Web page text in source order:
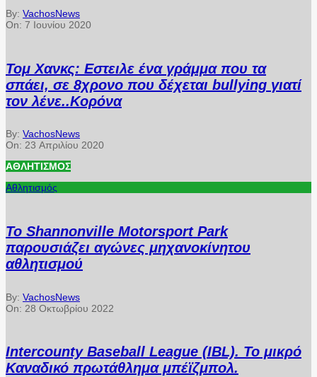
By: VachosNews
On: 7 Ιουνίου 2020
Τομ Χανκς: Εστειλε ένα γράμμα που τα
σπάει, σε 8χρονο που δέχεται bullying γιατί
τον λένε..Κορόνα
By: VachosNews
On: 23 Απριλίου 2020
ΑΘΛΗΤΙΣΜΌΣ
Αθλητισμός
Το Shannonville Motorsport Park
παρουσιάζει αγώνες μηχανοκίνητου
αθλητισμού
By: VachosNews
On: 28 Οκτωβρίου 2022
Intercounty Baseball League (IBL). Το μικρό
Καναδικό πρωτάθλημα μπέϊζμπολ.